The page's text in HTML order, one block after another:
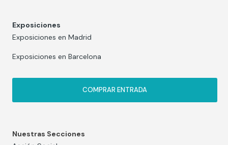
Exposiciones
Exposiciones en Madrid
Exposiciones en Barcelona
COMPRAR ENTRADA
Nuestras Secciones